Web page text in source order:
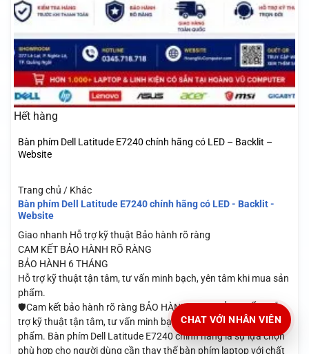
Hết hàng
Bàn phím Dell Latitude E7240 chính hãng có LED – Backlit –
Website
Trang chủ / Khác
Bàn phím Dell Latitude E7240 chính hãng có LED - Backlit -
Website
Giao nhanh Hỗ trợ kỹ thuật Bảo hành rõ ràng
CAM KẾT BẢO HÀNH RÕ RÀNG
BẢO HÀNH 6 THÁNG
Hỗ trợ kỹ thuật tận tâm, tư vấn minh bạch, yên tâm khi mua sản
phẩm.
🛡️Cam kết bảo hành rõ ràng BẢO HÀNH THEO SẢN PHẨM Hỗ
trợ kỹ thuật tận tâm, tư vấn minh bạch, yên tâm khi mua sản
phẩm. Bàn phím Dell Latitude E7240 chính hãng là sự lựa chọn
phù hợp cho người dùng cần thay thế bàn phím laptop với chất
CHAT VỚI NHÂN VIÊN